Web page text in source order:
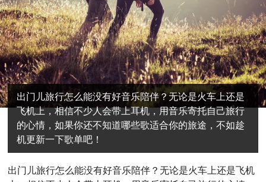
出门儿旅行怎么能没有好音乐陪伴？无论是火车上还是
飞机上，相信不少人会带上耳机，用音乐寄托自己旅行
的心情，如果你还不知道哪些歌适合你的旅途，不如趁
机更新一下歌单吧！
出门儿旅行怎么能没有好音乐陪伴？无论是火车上还是飞机